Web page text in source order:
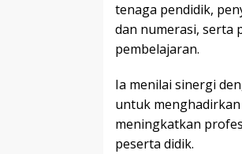
tenaga pendidik,
dan numerasi, serta
pembelajaran.
Ia menilai sinergi
untuk
meningkatkan
peserta didik.